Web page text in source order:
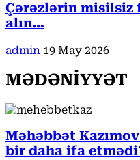
Çərəzlərin misilsiz
alın…
admin 19 May 2026
MƏDƏNİYYƏT
Məhəbbət
bir daha ifa